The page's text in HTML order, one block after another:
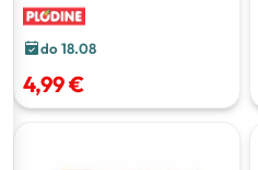
do 18.08
4,99 €